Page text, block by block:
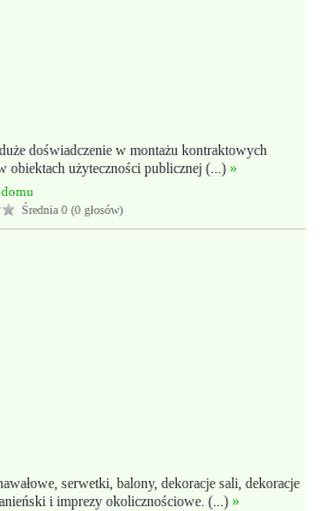
doświadczenie w montażu kontraktowych
obiektach użyteczności publicznej (...)»
Średnia 0 (0 głosów)
serwetki, balony, dekoracje sali, dekoracje
i imprezy okolicznościowe. (...)»